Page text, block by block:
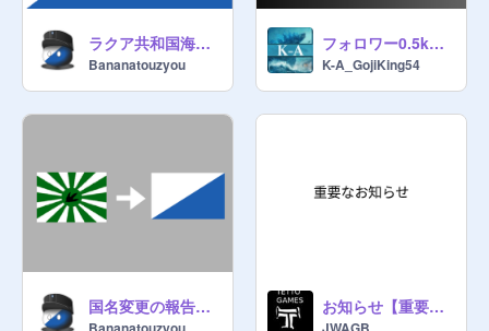
5月10日地質の日
4月21日:戦勝記念日
10月15日:化石の日
人口:6900万人
国教:恐竜教
https://scratch.mit.edu/projects/11
07449123
下まで見てくれるよなぁ！
one of the "virtual nations" of
Japanese Scratch culture.
地図
ラクア共和国海軍(LN) 保有兵器一覧
Bananatouzyou
フォロワー0.5k企画【結果発表】
K-A_GojiKing54
国名変更の報告＆スタジオ変更 お知らせ【重要・確認必須】